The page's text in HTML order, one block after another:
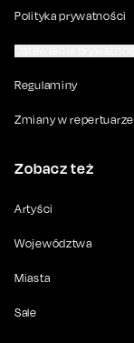
Polityka prywatności
Regulaminy
Zmiany w repertuarze
Zobacz też
Artyści
Województwa
Miasta
Sale